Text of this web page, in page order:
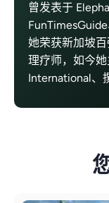
曾发表于
她荣获新加坡
理疗师，如今
International、